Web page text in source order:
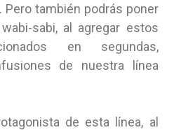
también podrás poner
sabi, al agregar estos
en segundas,
de nuestra línea
de esta línea, al